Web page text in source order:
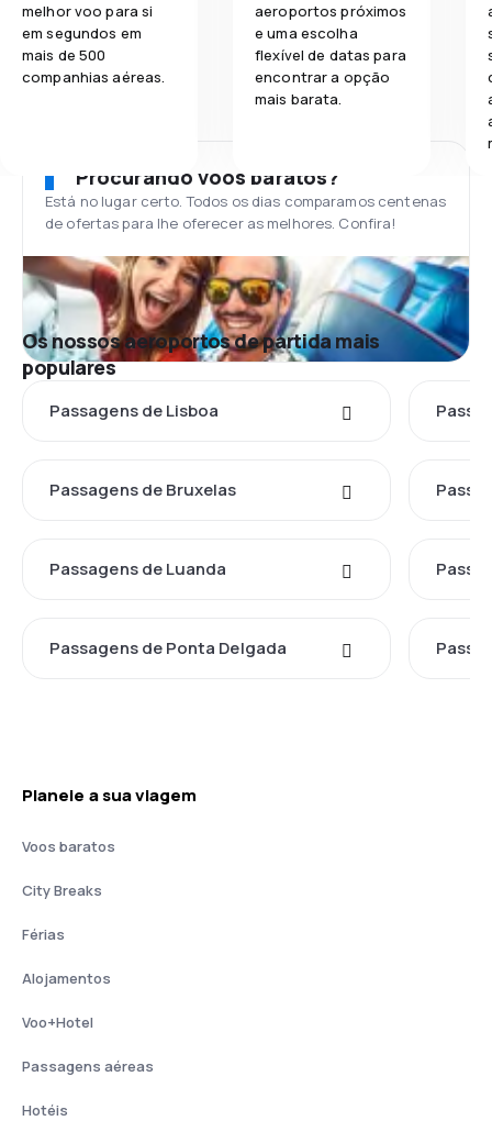
melhor voo para si
em segundos em
mais de 500
companhias aéreas.
aeroportos próximos
e uma escolha
flexível de datas para
encontrar a opção
mais barata.
Procurando voos baratos?
Está no lugar certo. Todos os dias comparamos centenas
de ofertas para lhe oferecer as melhores. Confira!
Os nossos aeroportos de partida mais
populares
Passagens de Lisboa
Passagens de Bruxelas
Passagens de Luanda
Passagens de Ponta Delgada
Planeie a sua viagem
Voos baratos
City Breaks
Férias
Alojamentos
Voo+Hotel
Passagens aéreas
Hotéis